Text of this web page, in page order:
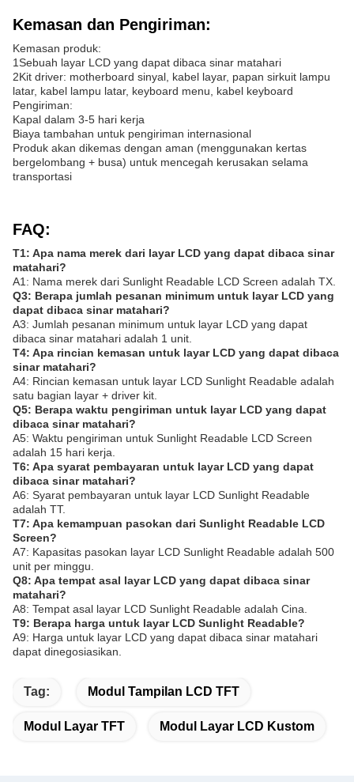
Kemasan dan Pengiriman:
Kemasan produk:
1Sebuah layar LCD yang dapat dibaca sinar matahari
2Kit driver: motherboard sinyal, kabel layar, papan sirkuit lampu
latar, kabel lampu latar, keyboard menu, kabel keyboard
Pengiriman:
Kapal dalam 3-5 hari kerja
Biaya tambahan untuk pengiriman internasional
Produk akan dikemas dengan aman (menggunakan kertas
bergelombang + busa) untuk mencegah kerusakan selama
transportasi
FAQ:
T1: Apa nama merek dari layar LCD yang dapat dibaca sinar
matahari?
A1: Nama merek dari Sunlight Readable LCD Screen adalah TX.
Q3: Berapa jumlah pesanan minimum untuk layar LCD yang
dapat dibaca sinar matahari?
A3: Jumlah pesanan minimum untuk layar LCD yang dapat
dibaca sinar matahari adalah 1 unit.
T4: Apa rincian kemasan untuk layar LCD yang dapat dibaca
sinar matahari?
A4: Rincian kemasan untuk layar LCD Sunlight Readable adalah
satu bagian layar + driver kit.
Q5: Berapa waktu pengiriman untuk layar LCD yang dapat
dibaca sinar matahari?
A5: Waktu pengiriman untuk Sunlight Readable LCD Screen
adalah 15 hari kerja.
T6: Apa syarat pembayaran untuk layar LCD yang dapat
dibaca sinar matahari?
A6: Syarat pembayaran untuk layar LCD Sunlight Readable
adalah TT.
T7: Apa kemampuan pasokan dari Sunlight Readable LCD
Screen?
A7: Kapasitas pasokan layar LCD Sunlight Readable adalah 500
unit per minggu.
Q8: Apa tempat asal layar LCD yang dapat dibaca sinar
matahari?
A8: Tempat asal layar LCD Sunlight Readable adalah Cina.
T9: Berapa harga untuk layar LCD Sunlight Readable?
A9: Harga untuk layar LCD yang dapat dibaca sinar matahari
dapat dinegosiasikan.
Tag: Modul Tampilan LCD TFT
Modul Layar TFT Modul Layar LCD Kustom